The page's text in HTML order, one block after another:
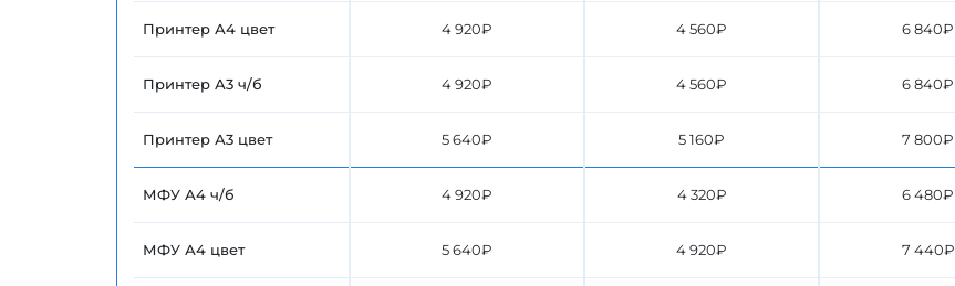
Принтер А4 цвет
Принтер А3 ч/б
Принтер А3 цвет
МФУ А4 ч/б
МФУ А4 цвет
4 920₽
4 920₽
5 640₽
4 920₽
5 640₽
4 560₽
4 560₽
5 160₽
4 320₽
4 920₽
6 840₽
6 840₽
7 800₽
6 480₽
7 440₽